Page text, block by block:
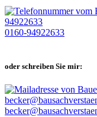
0160-94922633
oder schreiben Sie mir: